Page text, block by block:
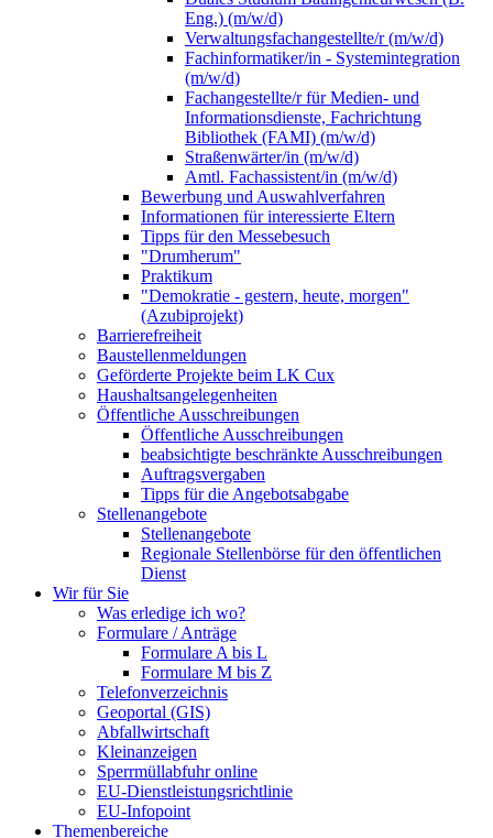
Eng.) (m/w/d)
Verwaltungsfachangestellte/r (m/w/d)
Fachinformatiker/in - Systemintegration
(m/w/d)
Fachangestellte/r für Medien- und
Informationsdienste, Fachrichtung
Bibliothek (FAMI) (m/w/d)
Straßenwärter/in (m/w/d)
Amtl. Fachassistent/in (m/w/d)
Bewerbung und Auswahlverfahren
Informationen für interessierte Eltern
Tipps für den Messebesuch
"Drumherum"
Praktikum
"Demokratie - gestern, heute, morgen"
(Azubiprojekt)
Barrierefreiheit
Baustellenmeldungen
Geförderte Projekte beim LK Cux
Haushaltsangelegenheiten
Öffentliche Ausschreibungen
Öffentliche Ausschreibungen
beabsichtigte beschränkte Ausschreibungen
Auftragsvergaben
Tipps für die Angebotsabgabe
Stellenangebote
Stellenangebote
Regionale Stellenbörse für den öffentlichen
Dienst
Wir für Sie
Was erledige ich wo?
Formulare / Anträge
Formulare A bis L
Formulare M bis Z
Telefonverzeichnis
Geoportal (GIS)
Abfallwirtschaft
Kleinanzeigen
Sperrmüllabfuhr online
EU-Dienstleistungsrichtlinie
EU-Infopoint
Themenbereiche